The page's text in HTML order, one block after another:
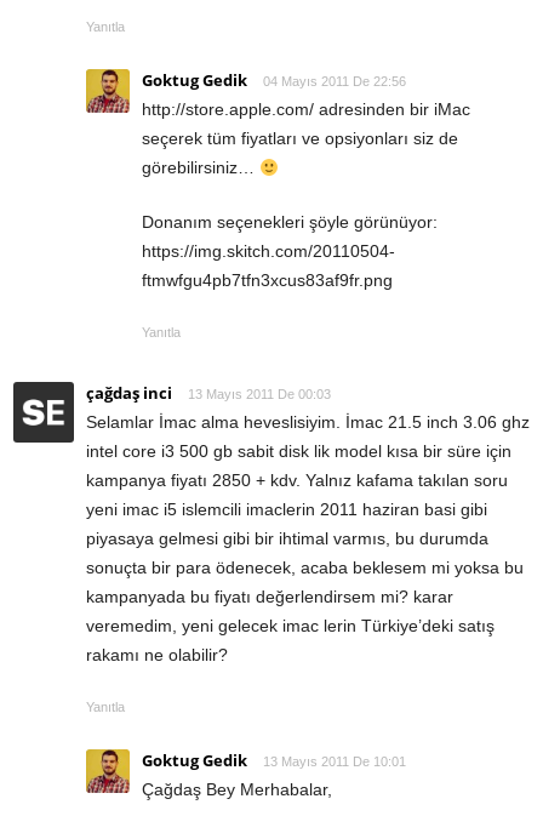
Yanıtla
Goktug Gedik 04 Mayıs 2011 De 22:56
http://store.apple.com/ adresinden bir iMac
seçerek tüm fiyatları ve opsiyonları siz de
görebilirsiniz…
Donanım seçenekleri şöyle görünüyor:
https://img.skitch.com/20110504-
ftmwfgu4pb7tfn3xcus83af9fr.png
Yanıtla
çağdaş inci 13 Mayıs 2011 De 00:03
Selamlar İmac alma heveslisiyim. İmac 21.5 inch 3.06 ghz
intel core i3 500 gb sabit disk lik model kısa bir süre için
kampanya fiyatı 2850 + kdv. Yalnız kafama takılan soru
yeni imac i5 islemcili imaclerin 2011 haziran basi gibi
piyasaya gelmesi gibi bir ihtimal varmıs, bu durumda
sonuçta bir para ödenecek, acaba beklesem mi yoksa bu
kampanyada bu fiyatı değerlendirsem mi? karar
veremedim, yeni gelecek imac lerin Türkiye’deki satış
rakamı ne olabilir?
Yanıtla
Goktug Gedik 13 Mayıs 2011 De 10:01
Çağdaş Bey Merhabalar,